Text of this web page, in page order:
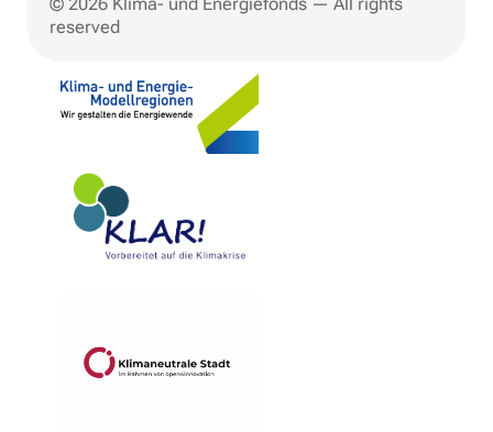
© 2026 Klima- und Energiefonds — All rights
reserved